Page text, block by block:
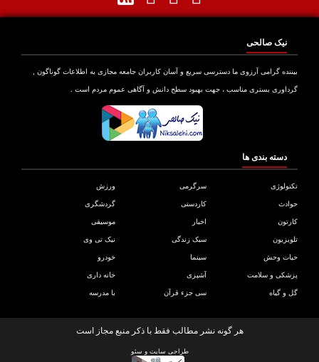
نیک صالحی
بیننده گرامی آرزوی ما دسترسی سریع و آسان کاربران جامعه مجازی به اطلاعات گوناگون ,
گرداوری بستری مناسب ، جهت بهبود سطح دانش و آگاهی عموم مردم است .
دسته بندی ها
تکنولوژی سرگرمی ورزش
حوادث کاردستی گردشگری
کارتون اخبار موسیقی
تلویزیون سبک زندگی نیک تی وی
حیات وحش سینما خودرو
پزشکی و سلامت آشپزی خانه داری
گل و گیاه سی جزء قرآن با مدرسه
هر گونه نشر مطالب فقط با ذکر منبع مجاز است
طراحی سایت و سئو